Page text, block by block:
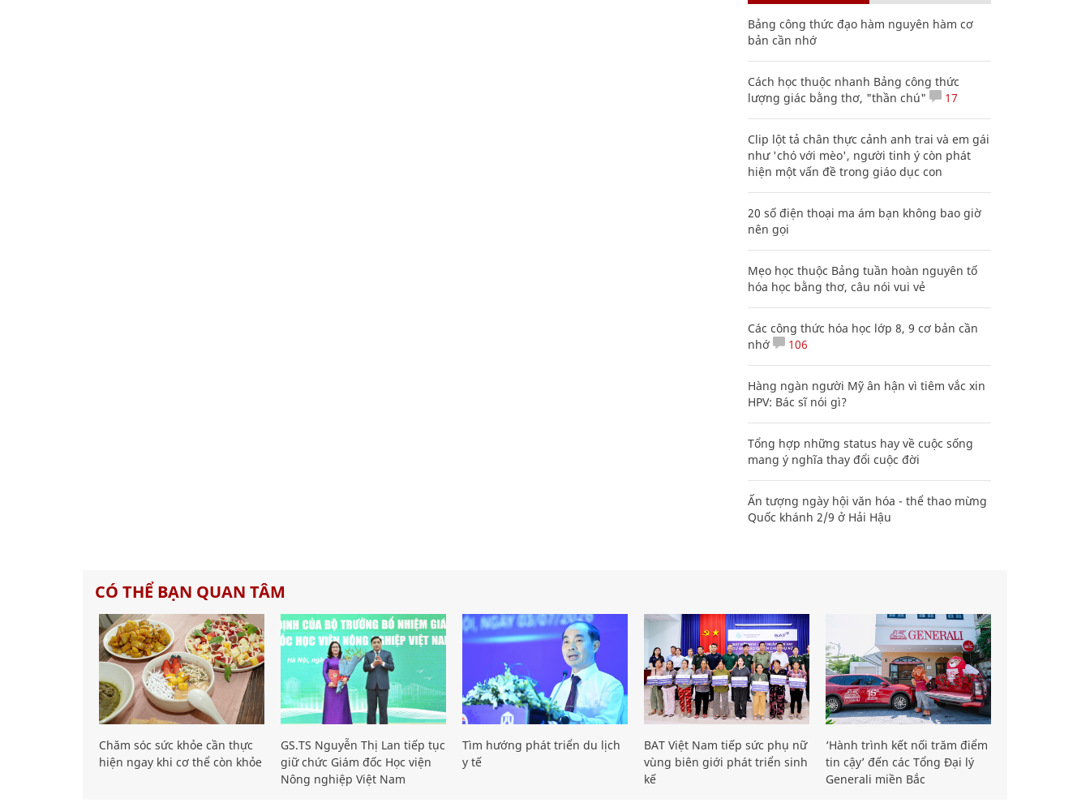
Bảng công thức đạo hàm nguyên hàm cơ
bản cần nhớ
Cách học thuộc nhanh Bảng công thức
lượng giác bằng thơ, "thần chú"
17
Clip lột tả chân thực cảnh anh trai và em gái
như 'chó với mèo', người tinh ý còn phát
hiện một vấn đề trong giáo dục con
20 số điện thoại ma ám bạn không bao giờ
nên gọi
Mẹo học thuộc Bảng tuần hoàn nguyên tố
hóa học bằng thơ, câu nói vui vẻ
Các công thức hóa học lớp 8, 9 cơ bản cần
nhớ
106
Hàng ngàn người Mỹ ân hận vì tiêm vắc xin
HPV: Bác sĩ nói gì?
Tổng hợp những status hay về cuộc sống
mang ý nghĩa thay đổi cuộc đời
Ấn tượng ngày hội văn hóa - thể thao mừng
Quốc khánh 2/9 ở Hải Hậu
CÓ THỂ BẠN QUAN TÂM
Chăm sóc sức khỏe cần thực
hiện ngay khi cơ thể còn khỏe
GS.TS Nguyễn Thị Lan tiếp tục
giữ chức Giám đốc Học viện
Nông nghiệp Việt Nam
Tìm hướng phát triển du lịch
y tế
BAT Việt Nam tiếp sức phụ nữ
vùng biên giới phát triển sinh
kế
‘Hành trình kết nối trăm điểm
tin cậy’ đến các Tổng Đại lý
Generali miền Bắc